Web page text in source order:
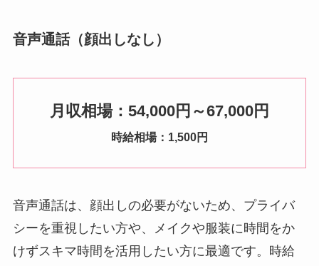
音声通話（顔出しなし）
月収相場：54,000円～67,000円
時給相場：1,500円
音声通話は、顔出しの必要がないため、プライバ
シーを重視したい方や、メイクや服装に時間をか
けずスキマ時間を活用したい方に最適です。時給